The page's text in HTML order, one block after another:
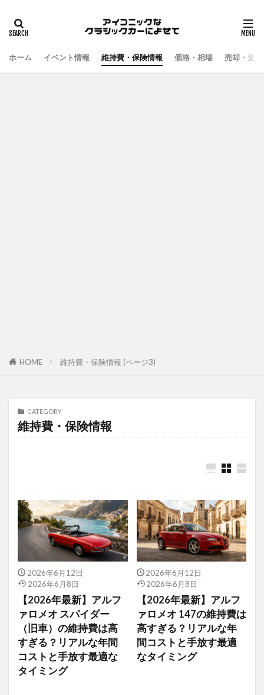
ホーム イベント情報 維持費・保険情報 価格・相場 売却・査
HOME 維持費・保険情報 (ページ3)
CATEGORY
維持費・保険情報
2026年6月12日
2026年6月8日
【2026年最新】アルフ
ァロメオ スパイダー
（旧車）の維持費は高
すぎる？リアルな年間
コストと手放す最適な
タイミング
2026年6月12日
2026年6月8日
【2026年最新】アルフ
ァロメオ 147の維持費は
高すぎる？リアルな年
間コストと手放す最適
なタイミング